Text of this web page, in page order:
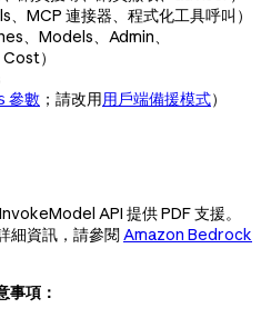
MCP 連接器、程式化工具呼叫）
、Models、Admin、
）
參數 ；請改用用戶端備援模式）
API 提供 PDF 支援。
細資訊，請參閱Amazon Bedrock
項：